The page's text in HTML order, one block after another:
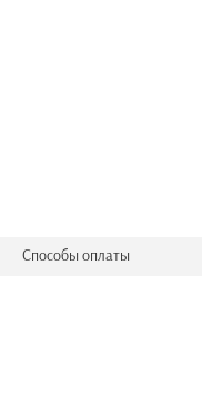
Способы оплаты